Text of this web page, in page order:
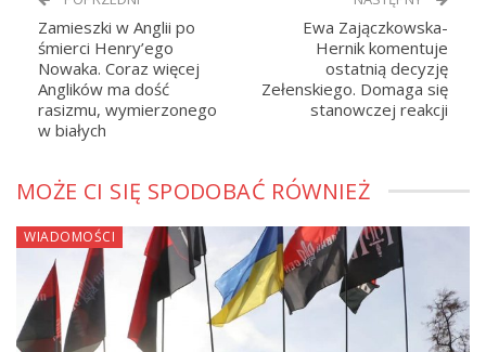
Zamieszki w Anglii po
śmierci Henry’ego
Nowaka. Coraz więcej
Anglików ma dość
rasizmu, wymierzonego
w białych
Ewa Zajączkowska-
Hernik komentuje
ostatnią decyzję
Zełenskiego. Domaga się
stanowczej reakcji
MOŻE CI SIĘ SPODOBAĆ RÓWNIEŻ
WIADOMOŚCI